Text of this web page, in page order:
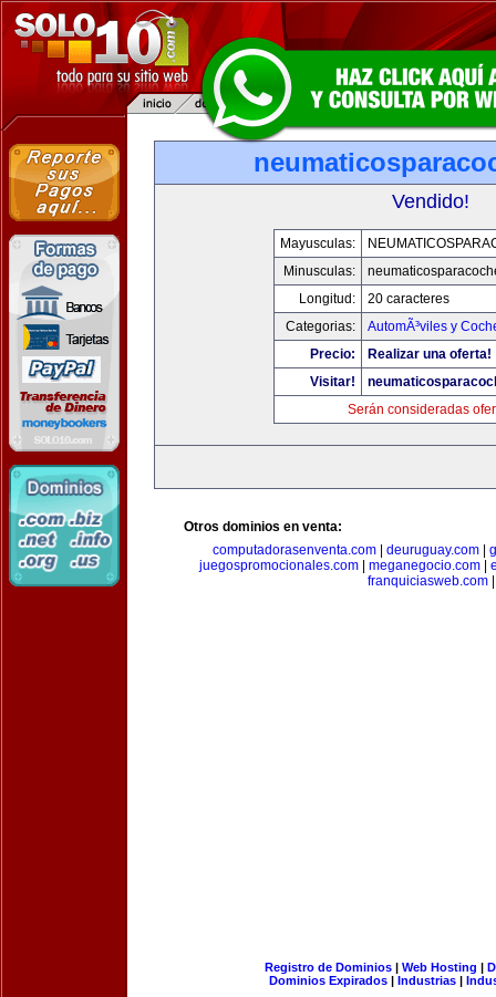
Vendido!
Mayusculas:
Minusculas:
Longitud:
20 caracteres
Categorias:
AutomÃ³viles y
Precio:
Realizar una oferta!
Visitar!
Serán consideradas
Otros dominios en venta:
computadorasenventa.com| deuruguay.com|
juegospromocionales.com
meganegocio.com
franquiciasweb.com|
Registro de Dominios| Web Hosting |
Dominios Expirados | Industrias |